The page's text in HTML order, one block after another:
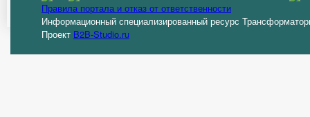
Правила портала и отказ от ответственности
Информационный специализированный ресурс
Проект B2B-Studio.ru